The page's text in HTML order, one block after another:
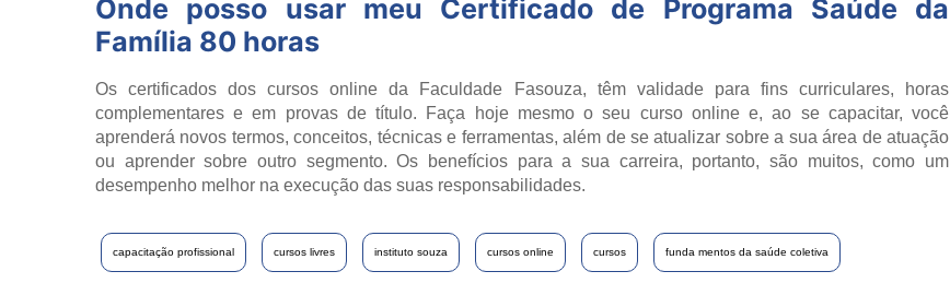
Onde posso usar meu Certificado de Programa Saúde da
Família 80 horas
Os certificados dos cursos online da Faculdade Fasouza, têm validade para fins curriculares, horas
complementares e em provas de título. Faça hoje mesmo o seu curso online e, ao se capacitar, você
aprenderá novos termos, conceitos, técnicas e ferramentas, além de se atualizar sobre a sua área de atuação
ou aprender sobre outro segmento. Os benefícios para a sua carreira, portanto, são muitos, como um
desempenho melhor na execução das suas responsabilidades.
capacitação profissional cursos livres instituto souza cursos online cursos funda mentos da saúde coletiva